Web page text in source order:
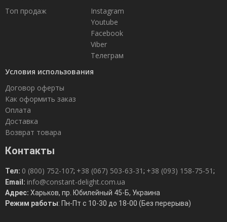
Топ продаж
Instagram
Youtube
Facebook
Viber
Телеграм
Условия использования
Договор оферты
Как оформить заказ
Оплата
Доставка
Возврат товара
Контакты
Тел: 0 (800) 752-107; +38 (067) 503-63-31; +38 (093) 158-75-51;
Email: info@constant-delight.com.ua
Адрес: Харьков, пр. Юбилейный 45-Б, Украина
Режим работы: Пн-Пт с 10-30 до 18-00 (Без перерыва)